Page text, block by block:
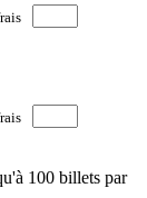
100 billets par